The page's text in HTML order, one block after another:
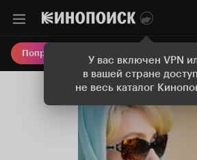
У вас включен VPN
в вашей стране
не весь каталог
Попробовать Плюс Онлайн-